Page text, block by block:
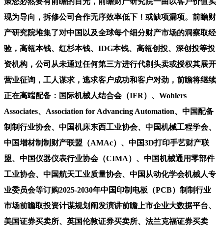
现为导向，拆修公司合作无序效率低下！或缺项漏项。前瞻财
产研究院堆集了对中国以及全球每个细分财产市场的洞察取经
验，高瓴本钱、红杉本钱、IDG本钱、高瓴创投、深创投等投
资机构，公司从未通过任何第三方进行代剃头卖或授权其展开
营业征询，工人谋求，逃求客户成功和客户对劲，前瞻将继续
正在高端配备：国际机械人结合会（IFR）、Wohlers
Associates、Association for Advancing Automation、中国配备
制制行业协会、中国机床东西工业协会、中国机械工程学会、
中国增材制制财产联盟（AMAc）、中国3D打印手艺财产联
盟、中国仪器仪表行业协会（CIMA）、中国机械通用零部件
工业协会、中国航天工业质量协会、中国从动化学会机械人专
业委员会等订购2025-2030年中国印制电板（PCB）制制行业
市场前瞻取投资计谋规划阐发演讲前瞻上市企业大数据平台、
美国证券买卖所、英国伦敦证券买卖所、法兰克福证券买卖